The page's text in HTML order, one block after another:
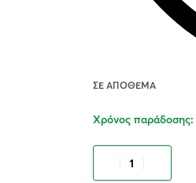
ΣΕ ΑΠΌΘΕΜΑ
Χρόνος παράδοσης: